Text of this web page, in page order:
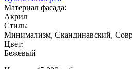
Материал фасада:
Акрил
Стиль:
Минимализм, Скандинавский,
Цвет:
Бежевый